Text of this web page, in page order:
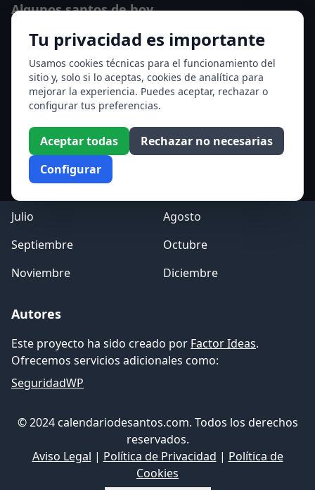
Tu privacidad es importante
Usamos cookies técnicas para el funcionamiento del
sitio y, solo si lo aceptas, cookies de analítica para
mejorar la experiencia. Puedes aceptar, rechazar o
configurar tus preferencias.
Aceptar todas
Rechazar no necesarias
Configurar
Algunos santos de hoy
Santo Domingo de Guzmán
Ver todos los santos de hoy
Acceso a los Meses
Enero
Febrero
Marzo
Abril
Mayo
Julio
Agosto
Septiembre
Octubre
Noviembre
Diciembre
Autores
Este proyecto ha sido creado por Factor Ideas.
Ofrecemos servicios adicionales como:
SeguridadWP
© 2024 calendariodesantos.com. Todos los derechos
reservados.
Aviso Legal | Política de Privacidad | Política de
Cookies